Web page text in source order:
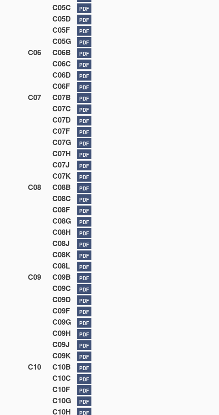
C05C PDF
C05D PDF
C05F PDF
C05G PDF
C06 C06B PDF
C06C PDF
C06D PDF
C06F PDF
C07 C07B PDF
C07C PDF
C07D PDF
C07F PDF
C07G PDF
C07H PDF
C07J PDF
C07K PDF
C08 C08B PDF
C08C PDF
C08F PDF
C08G PDF
C08H PDF
C08J PDF
C08K PDF
C08L PDF
C09 C09B PDF
C09C PDF
C09D PDF
C09F PDF
C09G PDF
C09H PDF
C09J PDF
C09K PDF
C10 C10B PDF
C10C PDF
C10F PDF
C10G PDF
C10H PDF